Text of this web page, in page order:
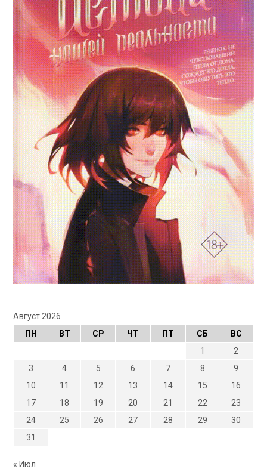
Август 2026
ПН
ВТ СР ЧТ ПТ СБ
ВС
1
2
3
4 5 6 7 8
9
10
11 12 13 14 15
16
17
18 19 20 21 22
23
24
25 26 27 28 29
30
31
« Июл